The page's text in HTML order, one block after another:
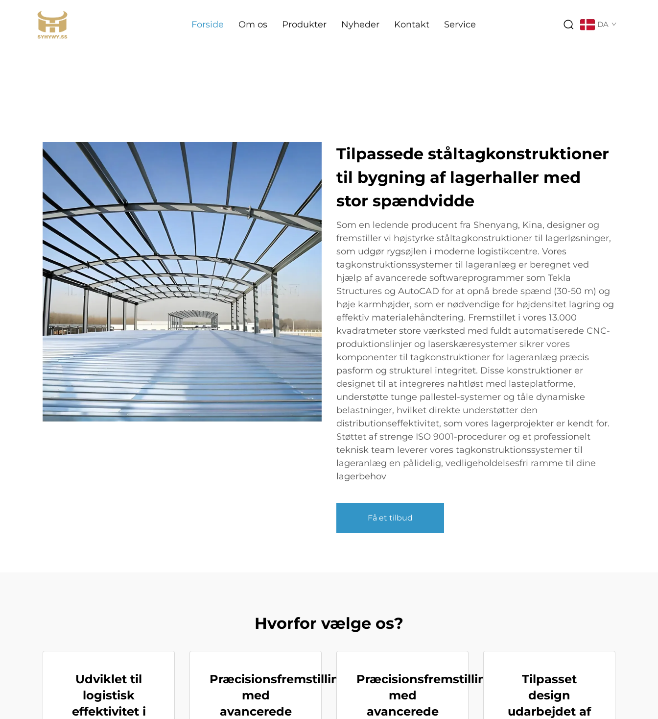
Forside Om os Produkter Nyheder Kontakt Service DA
Tilpassede ståltagkonstruktioner
til bygning af lagerhaller med
stor spændvidde
Som en ledende producent fra Shenyang, Kina, designer og
fremstiller vi højstyrke ståltagkonstruktioner til lagerløsninger,
som udgør rygsøjlen i moderne logistikcentre. Vores
tagkonstruktionssystemer til lageranlæg er beregnet ved
hjælp af avancerede softwareprogrammer som Tekla
Structures og AutoCAD for at opnå brede spænd (30-50 m) og
høje karmhøjder, som er nødvendige for højdensitet lagring og
effektiv materialehåndtering. Fremstillet i vores 13.000
kvadratmeter store værksted med fuldt automatiserede CNC-
produktionslinjer og laserskæresystemer sikrer vores
komponenter til tagkonstruktioner for lageranlæg præcis
pasform og strukturel integritet. Disse konstruktioner er
designet til at integreres nahtløst med lasteplatforme,
understøtte tunge pallestel-systemer og tåle dynamiske
belastninger, hvilket direkte understøtter den
distributionseffektivitet, som vores lagerprojekter er kendt for.
Støttet af strenge ISO 9001-procedurer og et professionelt
teknisk team leverer vores tagkonstruktionssystemer til
lageranlæg en pålidelig, vedligeholdelsesfri ramme til dine
lagerbehov
Få et tilbud
Hvorfor vælge os?
Udviklet til
logistisk
effektivitet i
Præcisionsfremstilling
med
avancerede
Præcisionsfremstilling
med
avancerede
Tilpasset
design
udarbejdet af